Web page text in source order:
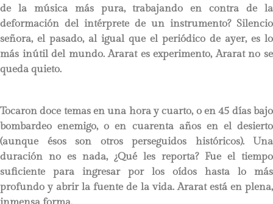
de la música más pura, trabajando en contra de la
deformación del intérprete de un instrumento? Silencio
señora, el pasado, al igual que el periódico de ayer, es lo
más inútil del mundo. Ararat es experimento, Ararat no se
queda quieto.
Tocaron doce temas en una hora y cuarto, o en 45 días bajo
bombardeo enemigo, o en cuarenta años en el desierto
(aunque ésos son otros perseguidos históricos). Una
duración no es nada, ¿Qué les reporta? Fue el tiempo
suficiente para ingresar por los oídos hasta lo más
profundo y abrir la fuente de la vida. Ararat está en plena,